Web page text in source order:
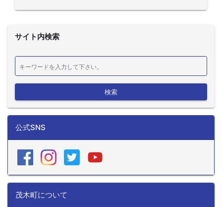
サイト内検索
検索
公式SNS
茂木町について